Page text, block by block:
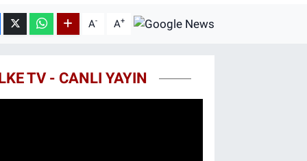
A- A+
TV - CANLI YAYIN